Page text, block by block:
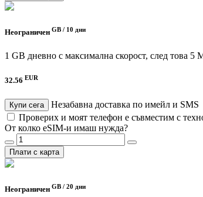
Неограничен GB / 10 дни
1 GB дневно с максимална скорост, след това 5
32.56 EUR
Купи сега
Незабавна доставка по имейл и SMS
Проверих и моят телефон е съвместим с
От колко eSIM-и имаш нужда?
Плати с карта
Неограничен GB / 20 дни